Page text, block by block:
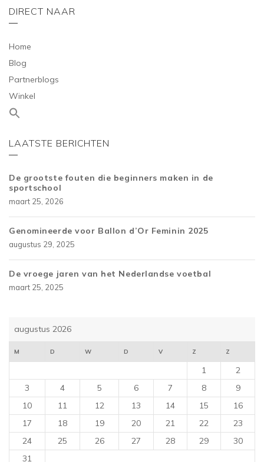
DIRECT NAAR
Home
Blog
Partnerblogs
Winkel
LAATSTE BERICHTEN
De grootste fouten die beginners maken in de
sportschool
maart 25, 2026
Genomineerde voor Ballon d’Or Feminin 2025
augustus 29, 2025
De vroege jaren van het Nederlandse voetbal
maart 25, 2025
augustus 2026
M D W D V Z Z
1
2
3
4 5 6 7 8
9
10
11 12 13 14 15
16
17
18 19 20 21 22
23
24
25 26 27 28 29
30
31